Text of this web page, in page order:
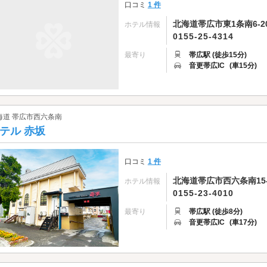
口コミ 1 件
ホテル情報
北海道帯広市東1条南6-
0155-25-4314
最寄り
帯広駅 (徒歩15分)
音更帯広IC (車15分)
道 帯広市西六条南
ル 赤坂
口コミ 1 件
ホテル情報
北海道帯広市西六条南
0155-23-4010
最寄り
帯広駅 (徒歩8分)
音更帯広IC (車17分)